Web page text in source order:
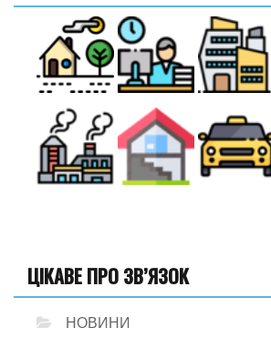
ЦІКАВЕ ПРО ЗВ’ЯЗОК
НОВИНИ